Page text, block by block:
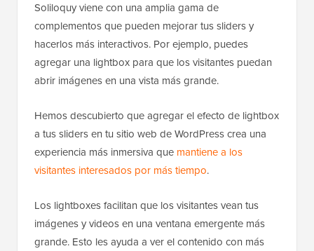
Soliloquy viene con una amplia gama de
complementos que pueden mejorar tus sliders y
hacerlos más interactivos. Por ejemplo, puedes
agregar una lightbox para que los visitantes puedan
abrir imágenes en una vista más grande.
Hemos descubierto que agregar el efecto de lightbox
a tus sliders en tu sitio web de WordPress crea una
experiencia más inmersiva que mantiene a los
visitantes interesados por más tiempo.
Los lightboxes facilitan que los visitantes vean tus
imágenes y videos en una ventana emergente más
grande. Esto les ayuda a ver el contenido con más